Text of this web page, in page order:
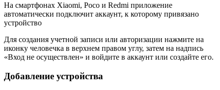
На смартфонах Xiaomi, Poco и Redmi приложение
автоматически подключит аккаунт, к которому привязано
устройство
Для создания учетной записи или авторизации нажмите на
иконку человечка в верхнем правом углу, затем на надпись
«Вход не осуществлен» и войдите в аккаунт или создайте его.
Добавление устройства